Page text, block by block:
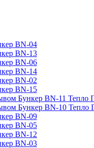
BN-04
BN-13
BN-06
BN-14
BN-02
BN-15
Бункер BN-11 Тепло
Бункер BN-10 Тепло
BN-09
BN-05
BN-12
BN-03